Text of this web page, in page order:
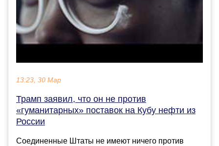
13:23, 30 Мар
Трамп заявил, что он не против
«гуманитарных» поставок на Кубу нефти из
России
Соединенные Штаты не имеют ничего против